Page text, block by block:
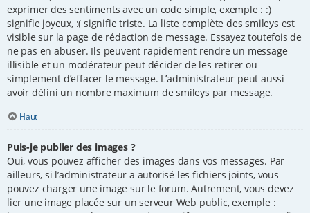
exprimer des sentiments avec un code simple, exemple : :)
signifie joyeux, :( signifie triste. La liste complète des smileys est
visible sur la page de rédaction de message. Essayez toutefois de
ne pas en abuser. Ils peuvent rapidement rendre un message
illisible et un modérateur peut décider de les retirer ou
simplement d’effacer le message. L’administrateur peut aussi
avoir défini un nombre maximum de smileys par message.
Haut
Puis-je publier des images ?
Oui, vous pouvez afficher des images dans vos messages. Par
ailleurs, si l’administrateur a autorisé les fichiers joints, vous
pouvez charger une image sur le forum. Autrement, vous devez
lier une image placée sur un serveur Web public, exemple :